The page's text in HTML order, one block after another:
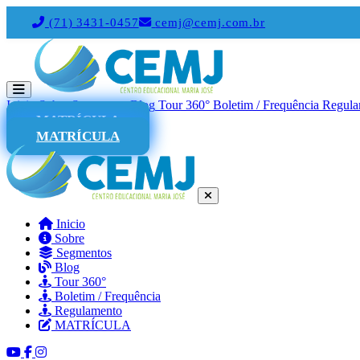
(71) 3431-0457 cemj@cemj.com.br
Inicio Sobre Segmentos Blog Tour 360° Boletim / Frequência
MATRÍCULA
MATRÍCULA
Inicio
Sobre
Segmentos
Blog
Tour 360°
Boletim / Frequência
Regulamento
MATRÍCULA